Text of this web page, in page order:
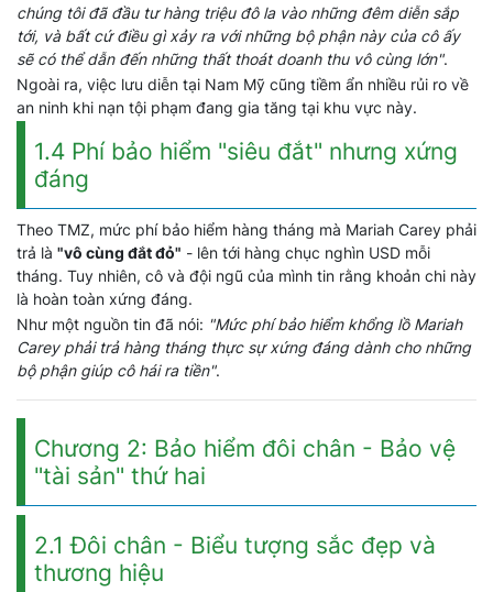
chúng tôi đã đầu tư hàng triệu đô la vào những đêm diễn sắp
tới, và bất cứ điều gì xảy ra với những bộ phận này của cô ấy
sẽ có thể dẫn đến những thất thoát doanh thu vô cùng lớn".
Ngoài ra, việc lưu diễn tại Nam Mỹ cũng tiềm ẩn nhiều rủi ro về
an ninh khi nạn tội phạm đang gia tăng tại khu vực này.
1.4 Phí bảo hiểm "siêu đắt" nhưng xứng
đáng
Theo TMZ, mức phí bảo hiểm hàng tháng mà Mariah Carey phải
trả là "vô cùng đắt đỏ" - lên tới hàng chục nghìn USD mỗi
tháng. Tuy nhiên, cô và đội ngũ của mình tin rằng khoản chi này
là hoàn toàn xứng đáng.
Như một nguồn tin đã nói: "Mức phí bảo hiểm khổng lồ Mariah
Carey phải trả hàng tháng thực sự xứng đáng dành cho những
bộ phận giúp cô hái ra tiền".
Chương 2: Bảo hiểm đôi chân - Bảo vệ
"tài sản" thứ hai
2.1 Đôi chân - Biểu tượng sắc đẹp và
thương hiệu